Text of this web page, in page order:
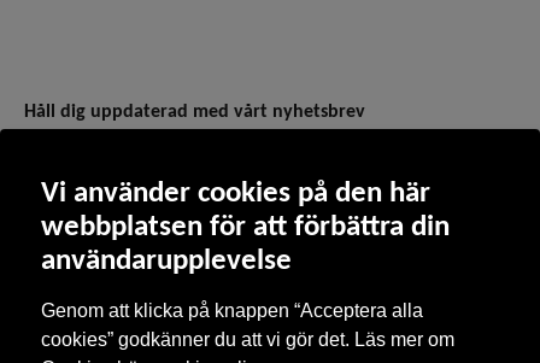
Håll dig uppdaterad med vårt nyhetsbrev
allt som är på gång
E-post
Vi använder cookies på den här
webbplatsen för att förbättra din
användarupplevelse
Genom att klicka på knappen “Acceptera alla
cookies” godkänner du att vi gör det. Läs mer om